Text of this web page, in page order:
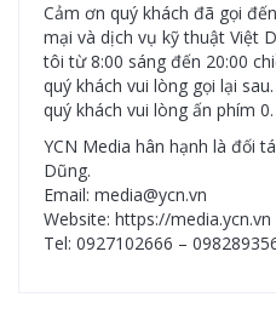
Cảm ơn quý khách đã gọi
mại và dịch vụ kỹ thuật Việt
tôi từ 8:00 sáng đến 20:00
quý khách vui lòng gọi lại
quý khách vui lòng ấn phím
YCN Media hân hạnh là đối
Dũng.
Email: media@ycn.vn
Website: https://media.ycn.vn
Tel: 0927102666 –